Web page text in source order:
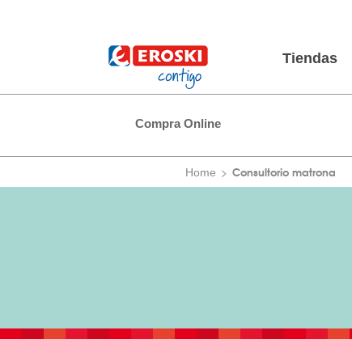
Tiendas
Compra Online
Home Consultorio matrona